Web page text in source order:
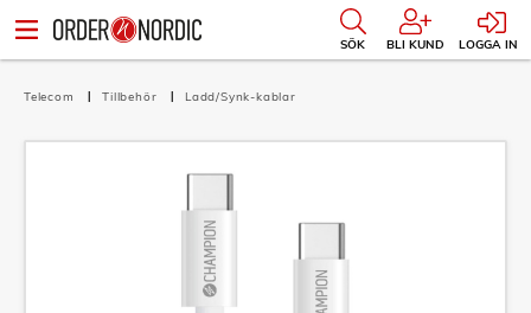
SÖK BLI KUND LOGGA IN
Telecom Tillbehör Ladd/Synk-kablar